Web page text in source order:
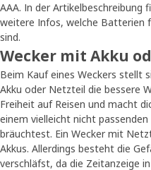
AAA. In der Artikelbeschreibung
weitere Infos, welche Batterien
sind.
Wecker mit Akku
Beim Kauf eines Weckers stellt
Akku oder Netzteil die bessere
Freiheit auf Reisen und macht
einem vielleicht nicht
bräuchtest. Ein Wecker mit
Akkus. Allerdings besteht die
verschläfst, da die Zeitanzeige